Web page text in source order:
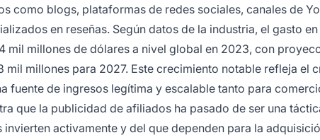
como blogs, plataformas de redes sociales, canales de
en reseñas. Según datos de la industria, el gasto en
mil millones de dólares a nivel global en 2023, con
millones para 2027. Este crecimiento notable refleja el
fuente de ingresos legítima y escalable tanto para
que la publicidad de afiliados ha pasado de ser una
activamente y del que dependen para la